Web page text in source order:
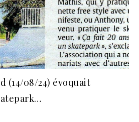
(14/08/24) évoquait